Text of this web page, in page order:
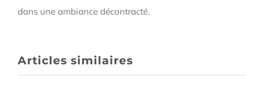
dans une ambiance décontracté.
Articles similaires